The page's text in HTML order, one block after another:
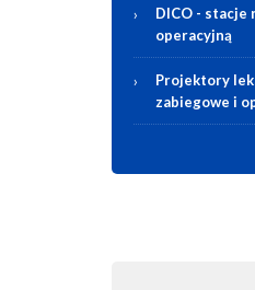
DICO - stacje
operacyjną
Projektory
zabiegowe i